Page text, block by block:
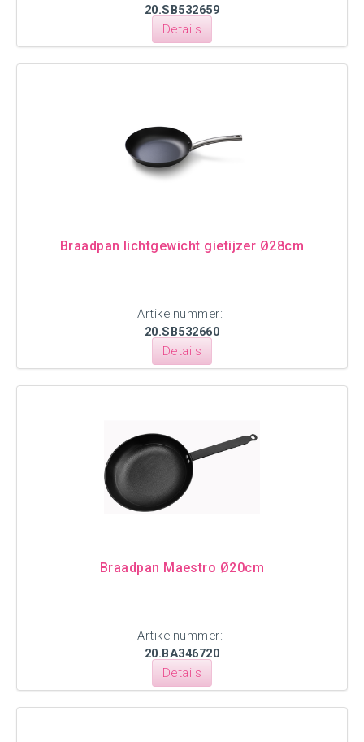
20.SB532659
Details
Braadpan lichtgewicht gietijzer Ø28cm
Artikelnummer:
20.SB532660
Details
Braadpan Maestro Ø20cm
Artikelnummer:
20.BA346720
Details